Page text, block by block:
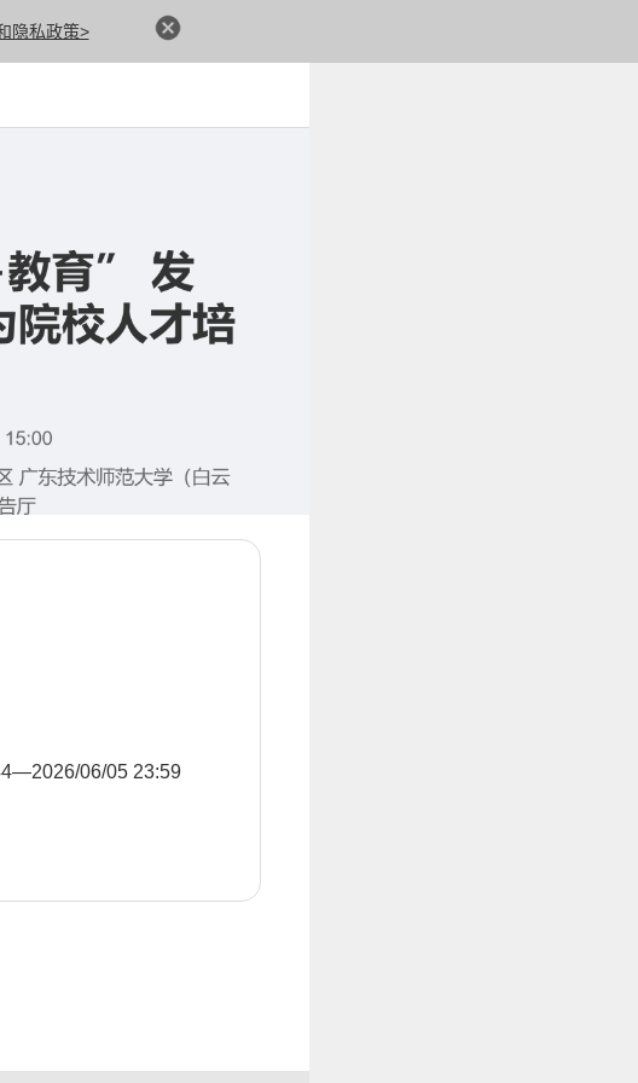
隐私政策>
06/05 23:59